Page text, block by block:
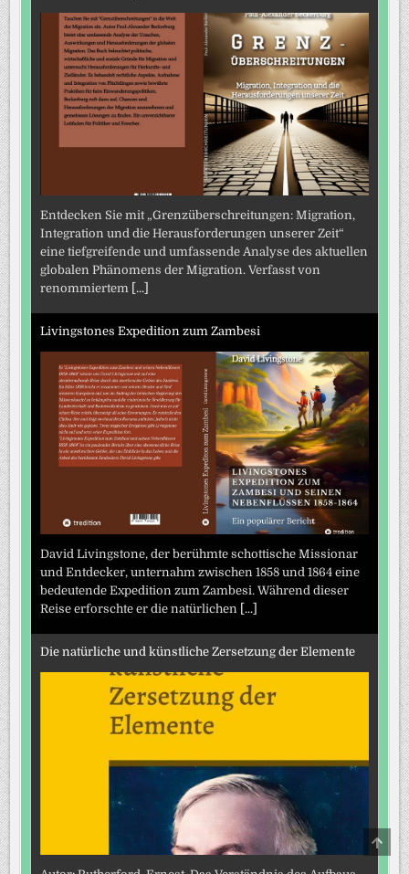
Entdecken Sie mit „Grenzüberschreitungen: Migration,
Integration und die Herausforderungen unserer Zeit“
eine tiefgreifende und umfassende Analyse des aktuellen
globalen Phänomens der Migration. Verfasst von
renommiertem [...]
Livingstones Expedition zum Zambesi
David Livingstone, der berühmte schottische Missionar
und Entdecker, unternahm zwischen 1858 und 1864 eine
bedeutende Expedition zum Zambesi. Während dieser
Reise erforschte er die natürlichen [...]
Die natürliche und künstliche Zersetzung der Elemente
TO
TOP